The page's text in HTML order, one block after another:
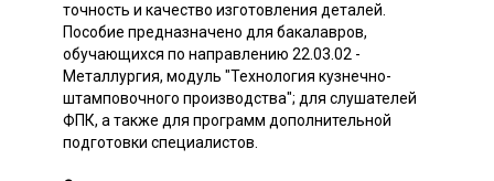
точность и качество изготовления деталей.
Пособие предназначено для бакалавров,
обучающихся по направлению 22.03.02 -
Металлургия, модуль "Технология кузнечно-
штамповочного производства"; для слушателей
ФПК, а также для программ дополнительной
подготовки специалистов.